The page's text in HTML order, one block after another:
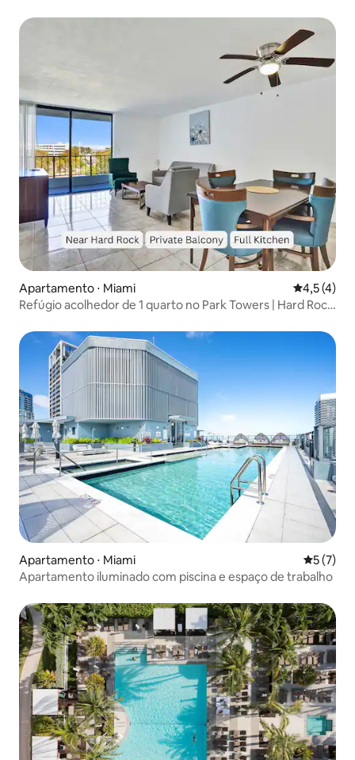
Apartamento ⋅ Miami 4,5 de
4,5 (4)
Refúgio acolhedor de 1 quarto no Park Towers | Hard Rock
Apartamento ⋅ Miami 5 de
5 (7)
Apartamento iluminado com piscina e espaço de trabalho